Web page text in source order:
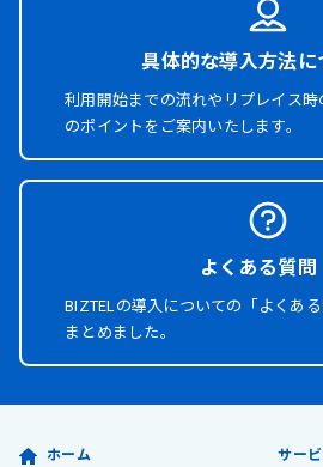
具体的な導入方法に
利用開始までの流れやリプレイス
のポイントをご案内いたします。
よくある質問
BIZTELの導入についての「よくあ
まとめました。
ホーム
サー